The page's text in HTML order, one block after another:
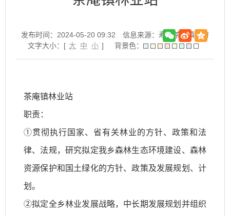
发布时间：2024-05-20 09:32
信息来源：寿县茶庵镇政府
文字大小：[ 大 中 小 ] 背景色：
茶庵镇林业站
职责：
①贯彻执行国家、省有关林业的方针、政策和法
律、法规，研究拟定我乡森林生态环境建设、森林
资源保护和国土绿化的方针、政策及发展规划、计
划。
②拟定全乡林业发展战略，中长期发展规划并组织